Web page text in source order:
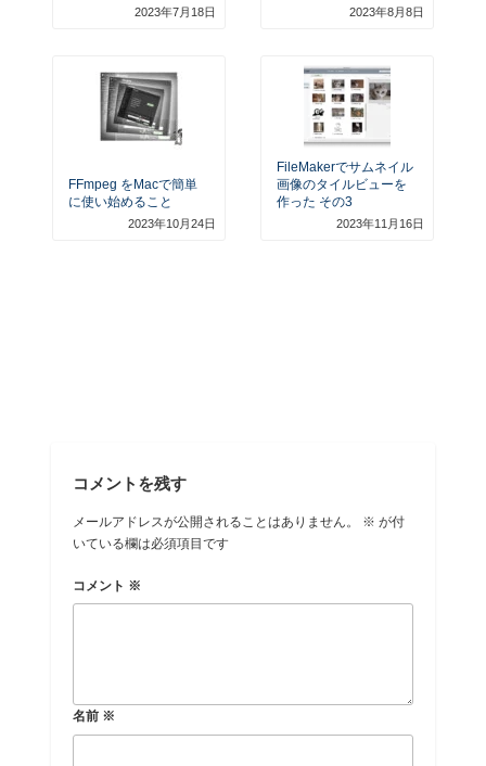
2023年7月18日 2023年8月8日
FFmpeg をMacで簡単
に使い始めること
2023年10月24日
FileMakerでサムネイル
画像のタイルビューを
作った その3
2023年11月16日
コメントを残す
メールアドレスが公開されることはありません。 ※ が付
いている欄は必須項目です
コメント ※
名前 ※